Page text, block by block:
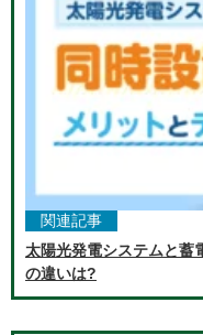
関連記事
太陽光発電システムと蓄
の違いは?